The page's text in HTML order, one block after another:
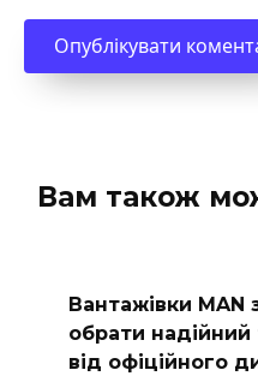
Вам також
Вантажівки MAN
обрати
від офіційного